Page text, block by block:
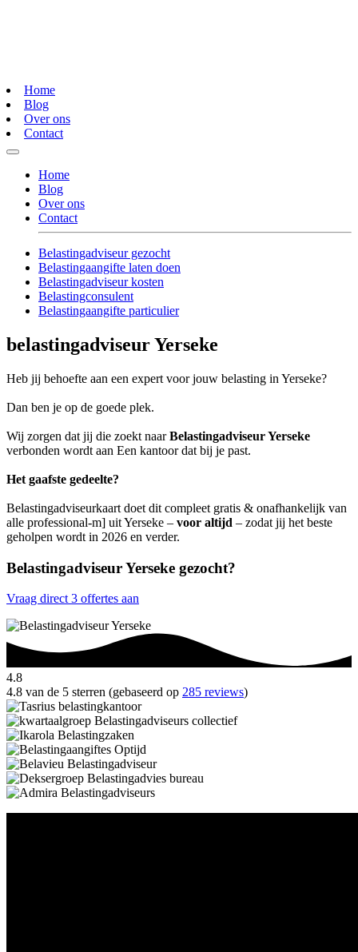
Home
Blog
Over ons
Contact
Home
Blog
Over ons
Contact
Belastingadviseur gezocht
Belastingaangifte laten doen
Belastingadviseur kosten
Belastingconsulent
Belastingaangifte particulier
belastingadviseur Yerseke
Heb jij behoefte aan een expert voor jouw belasting in Yerseke?
Dan ben je op de goede plek.
Wij zorgen dat jij die zoekt naarBelastingadviseur Yerseke
verbonden wordt aan Een kantoor dat bij je past.
Het gaafste gedeelte?
Belastingadviseurkaart doet dit compleet gratis & onafhankelijk van
alle professional-m] uit Yerseke – voor altijd – zodat jij het beste
geholpen wordt in 2026 en verder.
Belastingadviseur Yerseke gezocht?
Vraag direct 3 offertes aan
4.8
4.8 van de 5 sterren (gebaseerd op 285 reviews)